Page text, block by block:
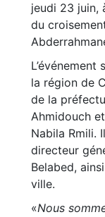
jeudi 23 juin,
du
L’événement
la région de
de la
Ahmidouch
Nabila Rmili.
directeur
Belabed,
ville.
«Nous